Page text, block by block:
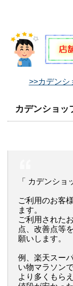
>>カデンシ
カデンショッ
「 カデンショ
ご利用のお客
ます。
ご利用された
点、改善点等
願いします。
例、楽天スー
い物マラソン
より多くもら